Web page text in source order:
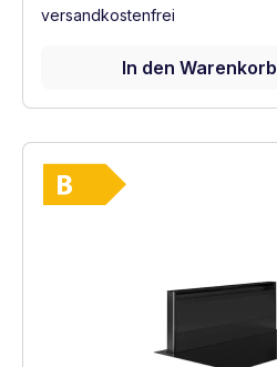
versandkostenfrei
In den Warenkorb